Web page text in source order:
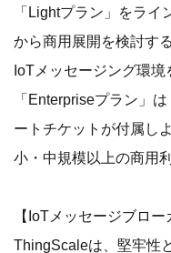
「Lightプラン」をラ
から商用展開を検討す
IoTメッセージング環境
「Enterpriseプラン」
ートチケットが付属し
小・中規模以上の商用
【IoTメッセージブロ
ThingScaleは、堅牢性